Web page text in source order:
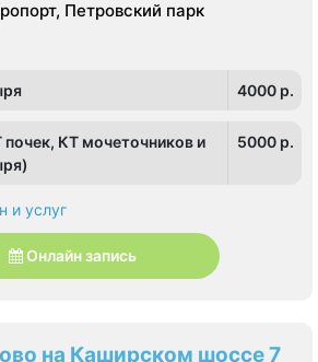
Петровский парк
4000 p.
КТ мочеточников и
5000 p.
и услуг
Онлайн запись
на Каширском шоссе 7